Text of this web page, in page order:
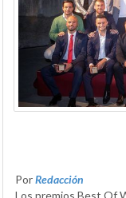
PorRedacción
Los premios Best Of